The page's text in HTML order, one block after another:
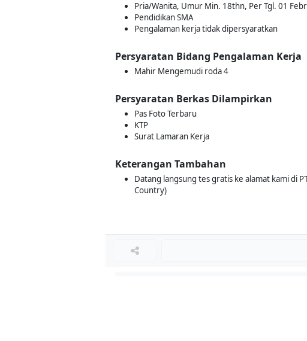
Pria/Wanita, Umur Min. 18thn, Per Tgl. 01
Pendidikan SMA
Pengalaman kerja tidak dipersyaratkan
Persyaratan Bidang Pengalaman Kerja
Mahir Mengemudi roda 4
Persyaratan Berkas Dilampirkan
Pas Foto Terbaru
KTP
Surat Lamaran Kerja
Keterangan Tambahan
Datang langsung tes gratis ke alamat kami di
Country)